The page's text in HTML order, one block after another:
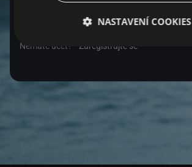
Nemáte účet? Zaregistrujte se
NASTAVENÍ COOKIES